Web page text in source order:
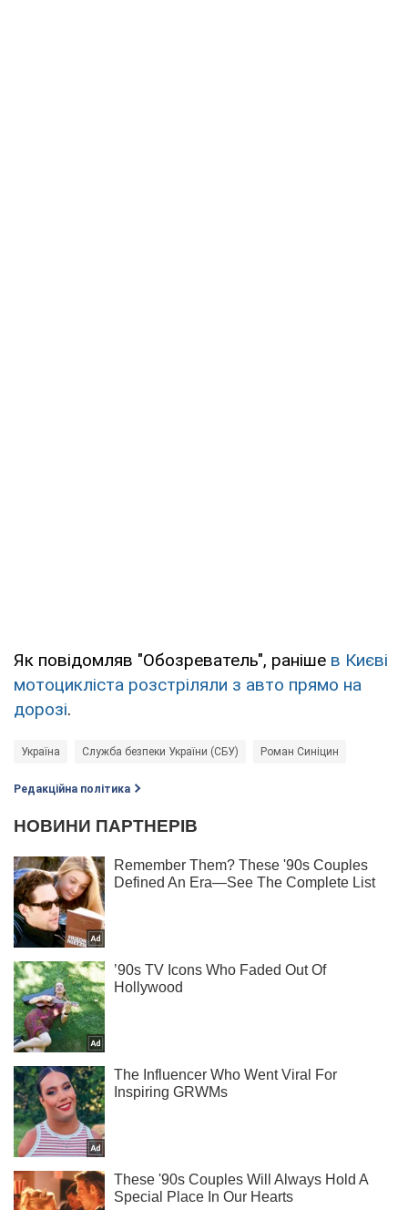
Як повідомляв "Обозреватель", раніше в Києві
мотоцикліста розстріляли з авто прямо на
дорозі.
Україна Служба безпеки України (СБУ) Роман Синіцин
Редакційна політика